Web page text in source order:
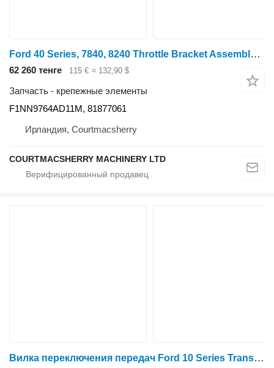
Ford 40 Series, 7840, 8240 Throttle Bracket Assembly F1nn9764ad11m, 8 F1NN9764AD11M для трактора колесного
62 260 тенге 115 € ≈ 132,90 $
Запчасть - крепежные элементы
F1NN9764AD11M, 81877061
Ирландия, Courtmacsherry
COURTMACSHERRY MACHINERY LTD
Вилка переключения передач Ford 10 Series Transmission Fork E0nn7z027aa, E0NN7Z027AB для трактора колесного